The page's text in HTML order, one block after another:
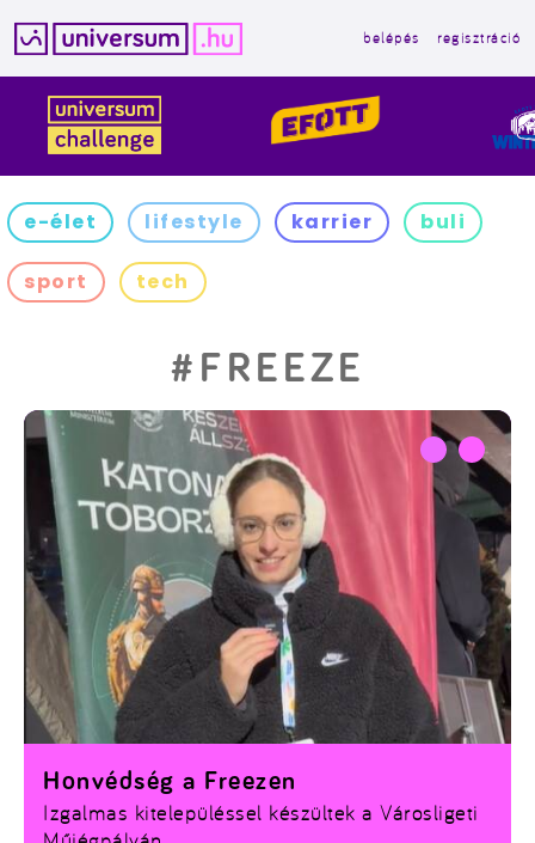
tartalomba
belépés regisztráció
e-élet lifestyle karrier buli
sport tech
#FREEZE
Izgalmas kitelepüléssel készültek a Városligeti
Honvédség a Freezen